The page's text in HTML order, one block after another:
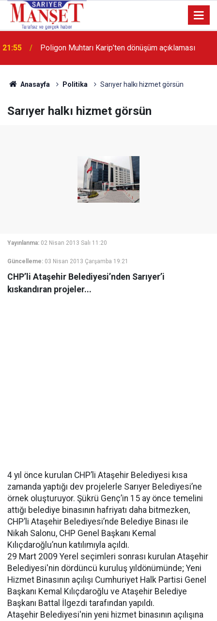
21:55 Poligon Muhtarı Karip’ten dönüşüm açıklaması
Anasayfa Politika Sarıyer halkı hizmet görsün
Sarıyer halkı hizmet görsün
Yayınlanma: 02 Nisan 2013 Salı 11:20
Güncelleme: 03 Nisan 2013 Çarşamba 19:21
CHP’li Ataşehir Belediyesi’nden Sarıyer’i
kıskandıran projeler...
4 yıl önce kurulan CHP’li Ataşehir Belediyesi kısa
zamanda yaptığı dev projelerle Sarıyer Belediyesi’ne
örnek oluşturuyor. Şükrü Genç’in 15 ay önce temelini
attığı belediye binasının hafriyatı daha bitmezken,
CHP’li Ataşehir Belediyesi’nde Belediye Binası ile
Nikah Salonu, CHP Genel Başkanı Kemal
Kılıçdaroğlu’nun katılımıyla açıldı.
29 Mart 2009 Yerel seçimleri sonrası kurulan Ataşehir
Belediyesi'nin dördüncü kuruluş yıldönümünde; Yeni
Hizmet Binasının açılışı Cumhuriyet Halk Partisi Genel
Başkanı Kemal Kılıçdaroğlu ve Ataşehir Belediye
Başkanı Battal İlgezdi tarafından yapıldı.
Ataşehir Belediyesi'nin yeni hizmet binasının açılışına